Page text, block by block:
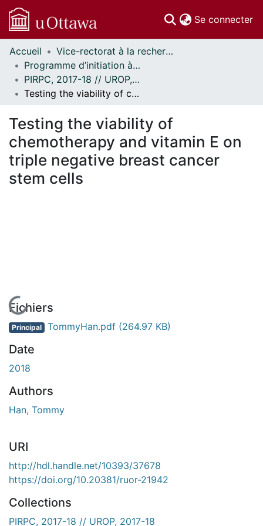
Se connecter
Communautés
et collections
Parcourir
Statistiques
À propos
Accueil
Vice-rectorat à la recherche // Office of the V-P, Research
Programme d’initiation à la recherche au premier cycle (PIRPC) // Undergraduate Research Opportunity Program (UROP)
PIRPC, 2017-18 // UROP, 2017-18
Testing the viability of chemotherapy and vitamin E on triple negative breast cancer stem cells
Testing the viability of
chemotherapy and vitamin E on
triple negative breast cancer
stem cells
En cours de chargement...
Fichiers
Principal TommyHan.pdf (264.97 KB)
Date
2018
Authors
Han, Tommy
URI
http://hdl.handle.net/10393/37678
https://doi.org/10.20381/ruor-21942
Collections
PIRPC, 2017-18 // UROP, 2017-18